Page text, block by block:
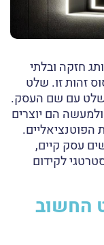
חזקה ובלתי
זהות זו. שלט
שלט עם שם העסק.
הם יוצרים
הפוטנציאליים.
עסק קיים,
לקידום
החשוב